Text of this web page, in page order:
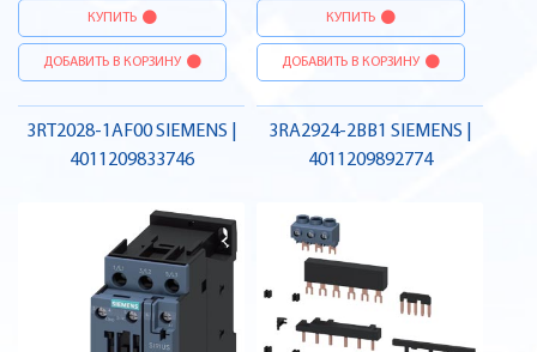
КУПИТЬ
ДОБАВИТЬ В КОРЗИНУ
КУПИТЬ
ДОБАВИТЬ В КОРЗИНУ
3RT2028-1AF00 SIEMENS |
4011209833746
3RA2924-2BB1 SIEMENS |
4011209892774